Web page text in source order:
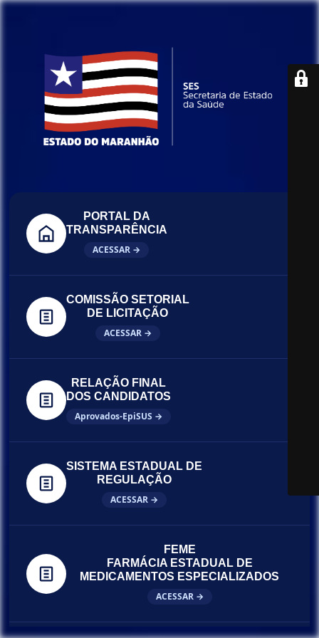
PORTAL DA
TRANSPARÊNCIA
ACESSAR →
COMISSÃO SETORIAL
DE LICITAÇÃO
ACESSAR →
RELAÇÃO FINAL
DOS CANDIDATOS
Aprovados-EpiSUS →
SISTEMA ESTADUAL DE
REGULAÇÃO
ACESSAR →
FEME
FARMÁCIA ESTADUAL DE
MEDICAMENTOS ESPECIALIZADOS
ACESSAR →